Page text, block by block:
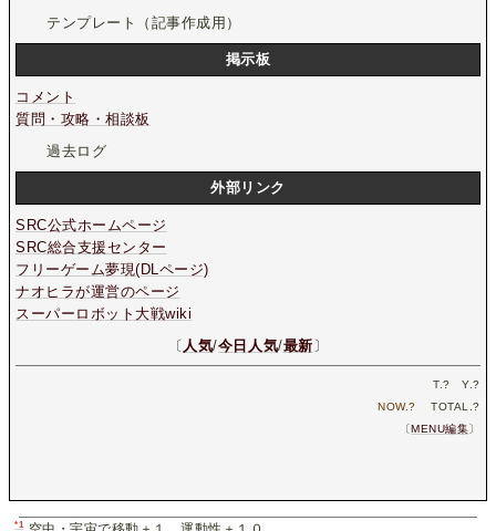
テンプレート（記事作成用）
掲示板
コメント
質問・攻略・相談板
過去ログ
外部リンク
SRC公式ホームページ
SRC総合支援センター
フリーゲーム夢現(DLページ)
ナオヒラが運営のページ
スーパーロボット大戦wiki
〔 人気/今日人気/最新 〕
T.? Y.?
NOW.? TOTAL.?
〔MENU編集〕
*1